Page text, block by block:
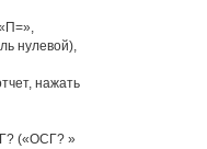
нулевой),
нажать
(«ОСГ? »